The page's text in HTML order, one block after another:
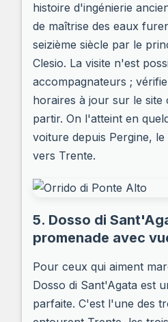
histoire d'ingénierie
de maîtrise des eaux
seizième siècle par le
Clesio. La visite n'est
accompagnateurs ;
horaires à jour sur le site
partir. On l'atteint en
voiture depuis Pergine,
vers Trente.
5. Dosso di
promenade avec
Pour ceux qui aiment
Dosso di Sant'Agata est
parfaite. C'est l'une des